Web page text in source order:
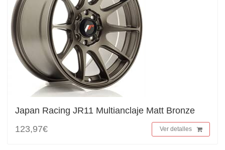
Japan Racing JR11 Multianclaje Matt Bronze
123,97€
Ver detalles